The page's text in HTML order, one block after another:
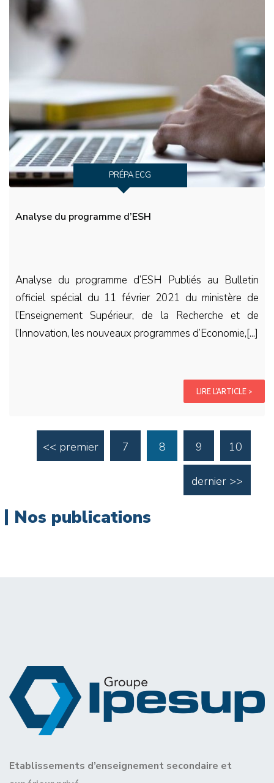
PRÉPA ECG
Analyse du programme d’ESH
Analyse du programme d’ESH Publiés au Bulletin
officiel spécial du 11 février 2021 du ministère de
l’Enseignement Supérieur, de la Recherche et de
l’Innovation, les nouveaux programmes d’Economie,[...]
LIRE L'ARTICLE >
<< premier 7 8 9 10
dernier >>
Nos publications
Etablissements d’enseignement secondaire et